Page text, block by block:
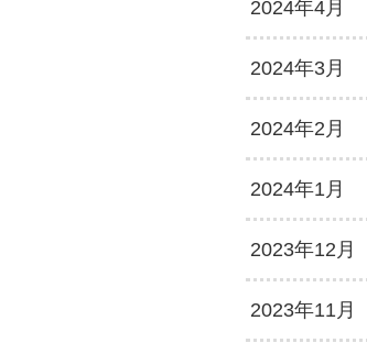
2024年4月
2024年3月
2024年2月
2024年1月
2023年12月
2023年11月